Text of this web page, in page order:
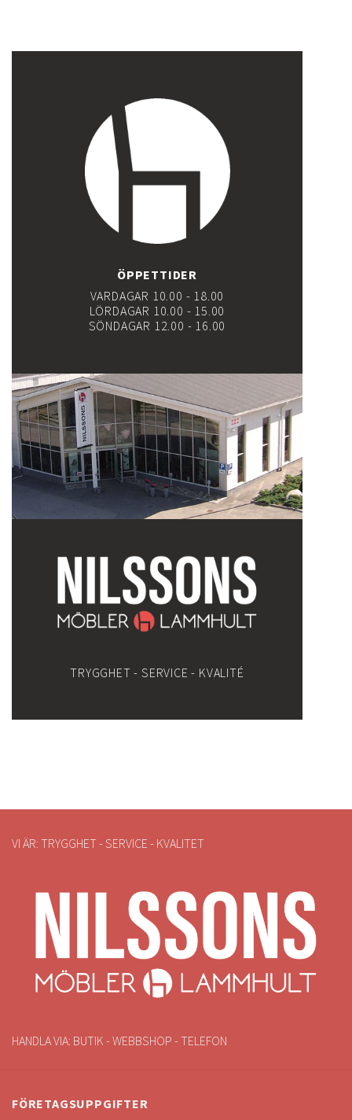
ÖPPETTIDER
VARDAGAR 10.00 - 18.00
LÖRDAGAR 10.00 - 15.00
SÖNDAGAR 12.00 - 16.00
TRYGGHET - SERVICE - KVALITÉ
VI ÄR: TRYGGHET - SERVICE - KVALITET
HANDLA VIA: BUTIK - WEBBSHOP - TELEFON
FÖRETAGSUPPGIFTER